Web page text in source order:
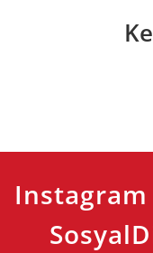
Instagram